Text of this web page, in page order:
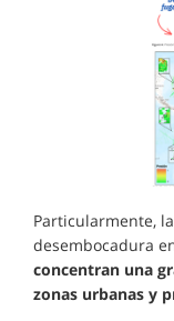
Particularmente,
desembocadura
concentran una
zonas urbanas y